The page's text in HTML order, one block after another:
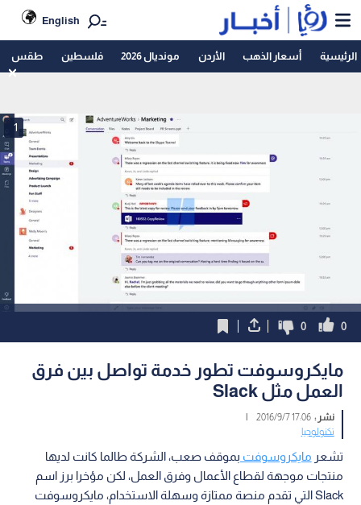
English
الرئيسية أسعار الذهب الأردن مونديال 2026 فلسطين طقس
1
0
0
مايكروسوفت تطور خدمة تواصل بين فرق
العمل مثل Slack
نشر :17:06 2016/9/7
|
تكنولوجيا
تشعر مايكروسوفت بموقف صعب، الشركة طالما كانت لديها
منتجات موجهة لقطاع الأعمال وفرق العمل، لكن مؤخرا برز اسم
Slack التي تقدم منصة ممتازة وسهلة الاستخدام، مايكروسوفت